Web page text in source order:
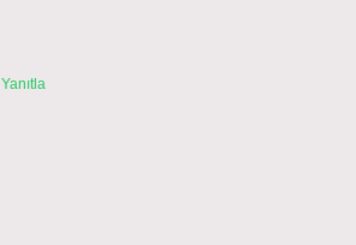
Yanıtla